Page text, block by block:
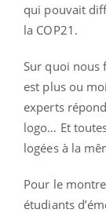
qui pouvait
la COP21.
Sur quoi nous
est plus ou
experts
logo… Et
logées à la
Pour le
étudiants